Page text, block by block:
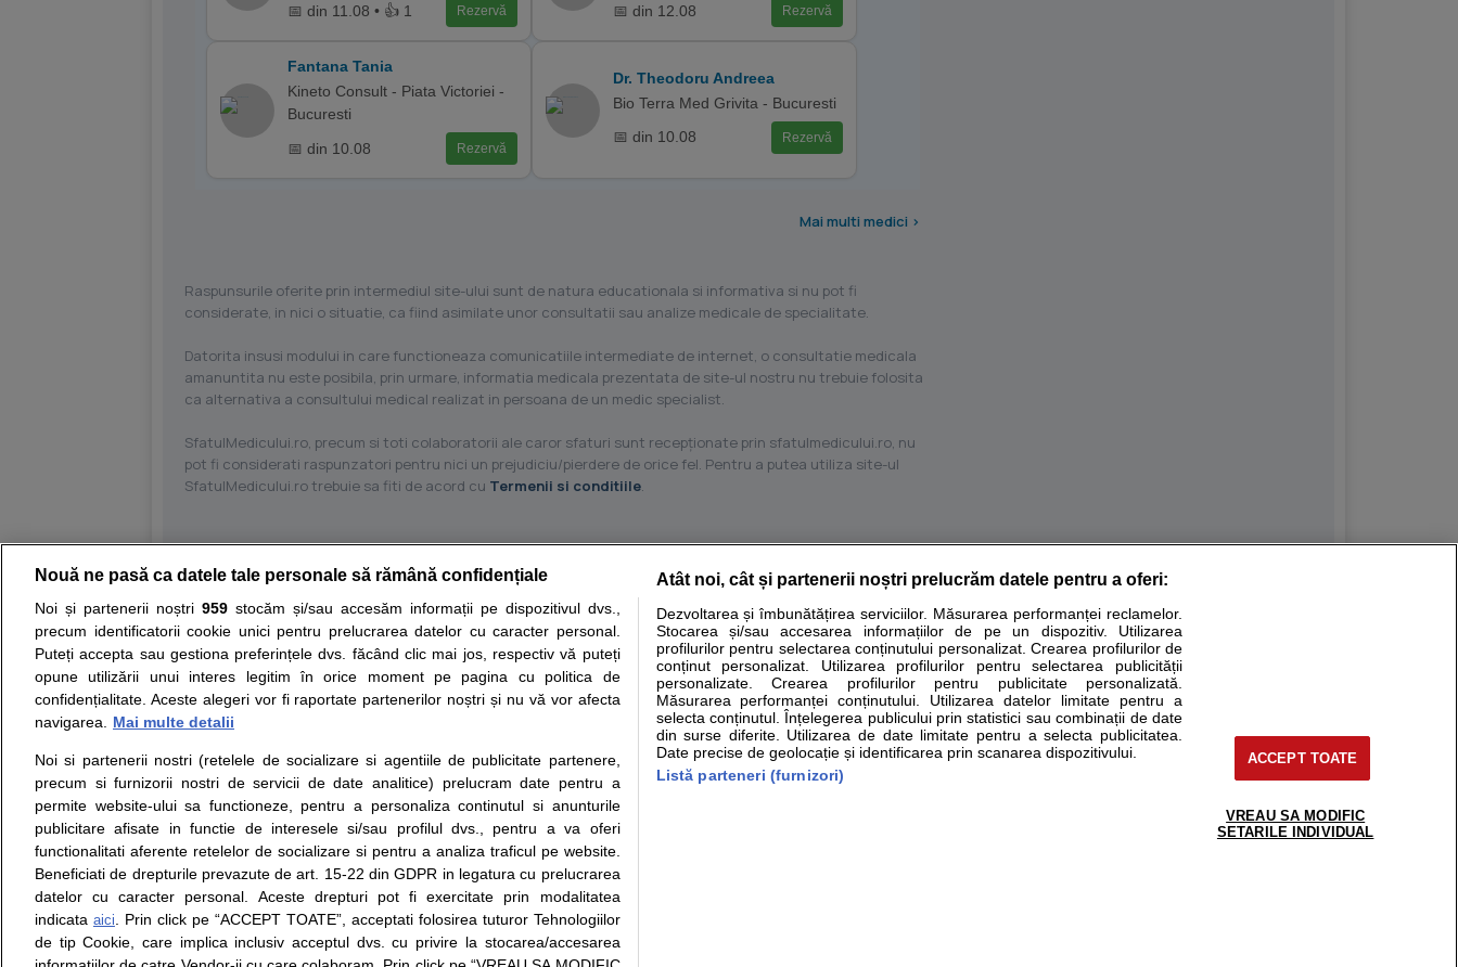
📅 din 11.08 • 👍 1
Rezervă
📅 din 12.08
Rezervă
Fantana Tania
Kineto Consult - Piata Victoriei -
Bucuresti
📅 din 10.08
Rezervă
Dr. Theodoru Andreea
Bio Terra Med Grivita - Bucuresti
📅 din 10.08
Rezervă
Mai multi medici >
Raspunsurile oferite prin intermediul site-ului sunt de natura educationala si informativa si nu pot fi
considerate, in nici o situatie, ca fiind asimilate unor consultatii sau analize medicale de specialitate.
Datorita insusi modului in care functioneaza comunicatiile intermediate de internet, o consultatie medicala
amanuntita nu este posibila, prin urmare, informatia medicala prezentata de site-ul nostru nu trebuie folosita
ca alternativa a consultului medical realizat in persoana de un medic specialist.
SfatulMedicului.ro, precum si toti colaboratorii ale caror sfaturi sunt recepţionate prin sfatulmedicului.ro, nu
pot fi considerati raspunzatori pentru nici un prejudiciu/pierdere de orice fel. Pentru a putea utiliza site-ul
SfatulMedicului.ro trebuie sa fiti de acord cu Termenii si conditiile.
Resurse: Autoevaluare simptome Interpretare analize Specialitati medicale
Opiniile avizate ale medicilor, sfaturile si orice alte informatii despre sanatate disponibile pe sfatulmedicului.ro au scop informativ si educational. Ele nu pot substitui consultul medical direct si
nici diagnosticul stabilit in urma investigatiilor si analizelor medicale. Va sfatuim, ca pe langa informatia primita pe sfatulmedicului.ro sa consultati fie medicul Dvs., fie unul dintre medicii pe care
ii punem la dispozitie pentru programare in sistemul de programari la medic Clickmed.
Despre noi
Contact
Intrebari frecvente
Consultanti
medicali
Termeni si conditii
Politica de
confidentialitate
Politica de cookie
Modifica Setarile Cookie
Drepturile consumatorului
Protectia consumatorilor -
ANPC
Solutionarea Alternativa a
Litigiilor
Info consumator: 0800.080.999
Formulare europene - CNAS
Ministerul Sanatatii - ANMDM
Parteneri
Inscriere clinica
Pentru pacient
support@sfatulmedicului.ro
0374 109 268
© Copyright © 2005 - 2026
Nouă ne pasă ca datele tale personale să rămână confidențiale
Noi și partenerii noștri 959stocăm și/sau accesăm informații pe dispozitivul dvs.,
precum identificatorii cookie unici pentru prelucrarea datelor cu caracter personal.
Puteți accepta sau gestiona preferințele dvs. făcând clic mai jos, respectiv vă puteți
opune utilizării unui interes legitim în orice moment pe pagina cu politica de
confidențialitate. Aceste alegeri vor fi raportate partenerilor noștri și nu vă vor afecta
navigarea.
Mai multe detalii
Noi si partenerii nostri (retelele de socializare si agentiile de publicitate partenere,
precum si furnizorii nostri de servicii de date analitice) prelucram date pentru a
permite website-ului sa functioneze, pentru a personaliza continutul si anunturile
publicitare afisate in functie de interesele si/sau profilul dvs., pentru a va oferi
functionalitati aferente retelelor de socializare si pentru a analiza traficul pe website.
Beneficiati de drepturile prevazute de art. 15-22 din GDPR in legatura cu prelucrarea
datelor cu caracter personal. Aceste drepturi pot fi exercitate prin modalitatea
indicata aici. Prin click pe “ACCEPT TOATE”, acceptati folosirea tuturor Tehnologiilor
de tip Cookie, care implica inclusiv acceptul dvs. cu privire la stocarea/accesarea
Atât noi, cât și partenerii noștri prelucrăm datele pentru a oferi:
Dezvoltarea și îmbunătățirea serviciilor. Măsurarea performanței reclamelor.
Stocarea și/sau accesarea informațiilor de pe un dispozitiv. Utilizarea
profilurilor pentru selectarea conținutului personalizat. Crearea profilurilor de
conținut personalizat. Utilizarea profilurilor pentru selectarea publicității
personalizate. Crearea profilurilor pentru publicitate personalizată.
Măsurarea performanței conținutului. Utilizarea datelor limitate pentru a
selecta conținutul. Înțelegerea publicului prin statistici sau combinații de date
din surse diferite. Utilizarea de date limitate pentru a selecta publicitatea.
Date precise de geolocație și identificarea prin scanarea dispozitivului.
Listă parteneri (furnizori)
ACCEPT TOATE
VREAU SA MODIFIC
SETARILE INDIVIDUAL